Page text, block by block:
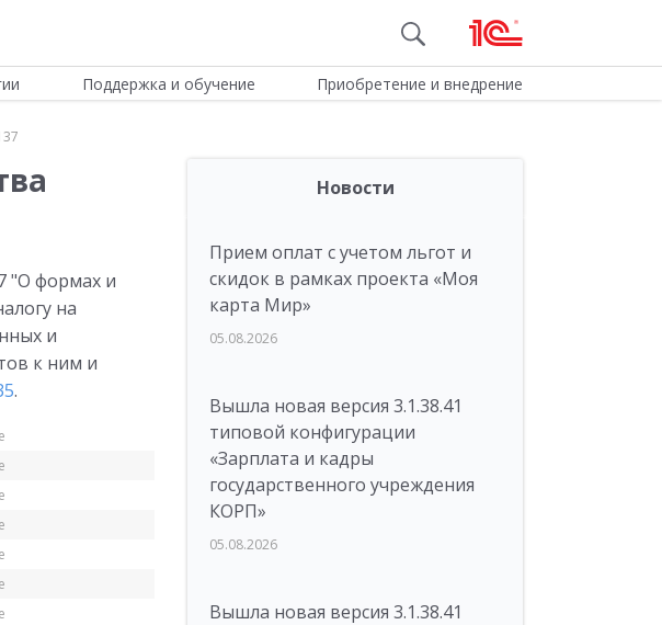
Поддержка и обучение Приобретение и внедрение
"О формах и
на
и
к ним и
.
Новости
Прием оплат с учетом льгот и
скидок в рамках проекта «Моя
карта Мир»
05.08.2026
Вышла новая версия 3.1.38.41
типовой конфигурации
«Зарплата и кадры
государственного учреждения
КОРП»
05.08.2026
Вышла новая версия 3.1.38.41